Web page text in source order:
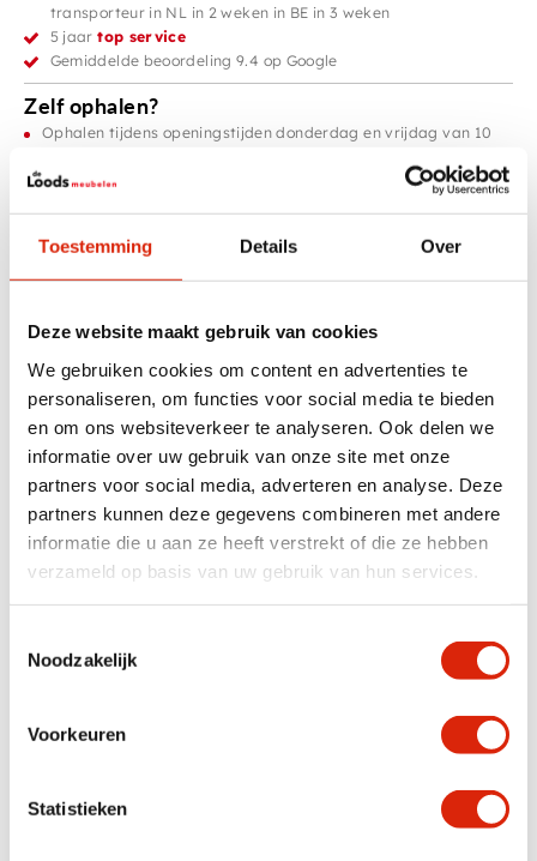
Toestemming Details Over
Deze website maakt gebruik van cookies
We gebruiken cookies om content en advertenties te
personaliseren, om functies voor social media te bieden
en om ons websiteverkeer te analyseren. Ook delen we
informatie over uw gebruik van onze site met onze
partners voor social media, adverteren en analyse. Deze
partners kunnen deze gegevens combineren met andere
informatie die u aan ze heeft verstrekt of die ze hebben
verzameld op basis van uw gebruik van hun services.
Noodzakelijk
Voorkeuren
Statistieken
transporteur in NL in 2 weken in BE in 3 weken
5 jaartop service
Gemiddelde beoordeling 9.4 op Google
Zelf ophalen?
Ophalen tijdens openingstijden donderdag en vrijdag van 10
Zaterdag en zondag van 10 tot 16 uur, zondags is er tot 15:30
Productinformatie
engel beeldje.
Gemaakt van steen
–Massief en duurzaam
detail in een stille hoek van de tuin.
Specificaties